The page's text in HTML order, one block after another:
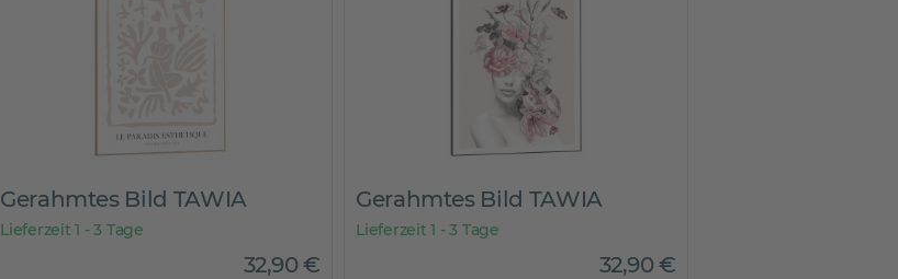
Gerahmtes Bild TAWIA
Lieferzeit 1 - 3 Tage
32,90€
Gerahmtes Bild TAWIA
Lieferzeit 1 - 3 Tage
32,90€